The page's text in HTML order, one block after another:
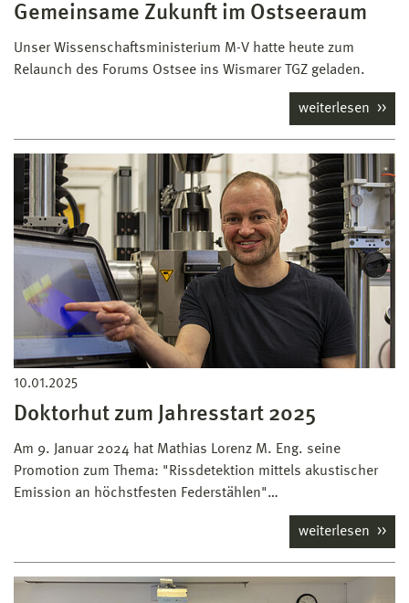
Gemeinsame Zukunft im Ostseeraum
Unser Wissenschaftsministerium M-V hatte heute zum
Relaunch des Forums Ostsee ins Wismarer TGZ geladen.
weiterlesen
10.01.2025
Doktorhut zum Jahresstart 2025
Am 9. Januar 2024 hat Mathias Lorenz M. Eng. seine
Promotion zum Thema: "Rissdetektion mittels akustischer
Emission an höchstfesten Federstählen"…
weiterlesen